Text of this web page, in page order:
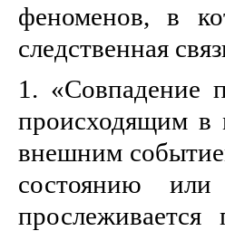
феноменов, в
следственная
1. «Совпадение
происходящим в
внешним
состоянию